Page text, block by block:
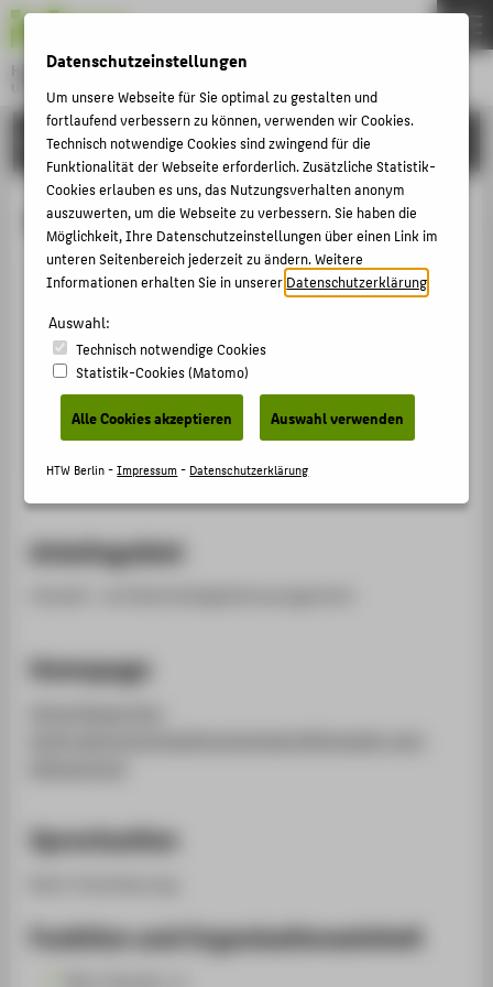
Hochschule für Technik und Wirtschaft Berlin
University of Applied Sciences
Menu
HOCHSCHULE
Nina Batschke
+49 30 5019-2695
Nina.Batschke@HTW-Berlin.de
Campus Treskowallee
TA Gebäude C , 102
Treskowallee 8
10318Berlin
Arbeitsgebiet
Homepage
Sprechzeiten
Funktion und Organisationseinheit
THEMEN
HOCHSCHULE
CAMPUS
STUDIUM
LEHRE
KARRIERE
INTERNATIONAL
INFORMATIONEN FÜR
STUDIENINTERESSIERTE
STUDIERENDE
SERVICE
Datenschutzeinstellungen
Um unsere Webseite für Sie optimal zu gestalten und
fortlaufend verbessern zu können, verwenden wir Cookies.
Technisch notwendige Cookies sind zwingend für die
Funktionalität der Webseite erforderlich. Zusätzliche Statistik-
Cookies erlauben es uns, das Nutzungsverhalten anonym
auszuwerten, um die Webseite zu verbessern. Sie haben die
Möglichkeit, Ihre Datenschutzeinstellungen über einen Link im
unteren Seitenbereich jederzeit zu ändern. Weitere
Informationen erhalten Sie in unsererDatenschutzerklärung
Auswahl:
Technisch notwendige Cookies
Statistik-Cookies (Matomo)
Alle Cookies akzeptieren Auswahl verwenden
HTW Berlin -Impressum- Datenschutzerklärung